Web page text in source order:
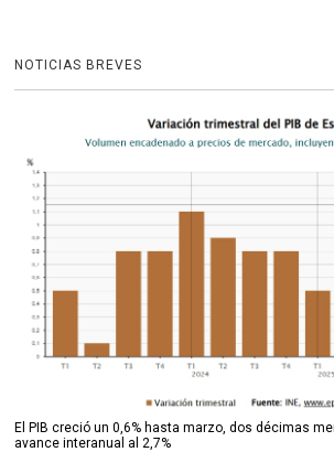
NOTICIAS BREVES
El PIB creció un 0,6% hasta marzo, dos décimas
avance interanual al 2,7%